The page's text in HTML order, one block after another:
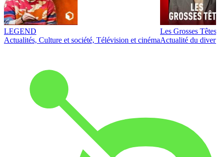
LEGEND
Actualités, Culture et société, Télévision et cinéma
Les Grosses Têtes
Actualité du